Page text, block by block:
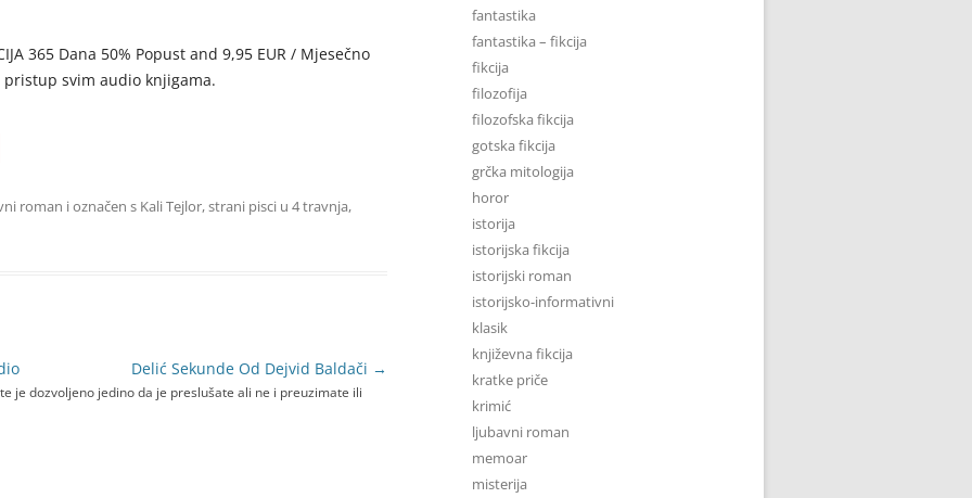
365 Dana 50% Popust and 9,95 EUR / Mjesečno
svim audio knjigama.
roman i označen s Kali Tejlor,strani pisci u 4 travnja,
Delić Sekunde Od Dejvid Baldači →
je dozvoljeno jedino da je preslušate ali ne i preuzimate ili
fantastika
fantastika – fikcija
fikcija
filozofija
filozofska fikcija
gotska fikcija
grčka mitologija
horor
istorija
istorijska fikcija
istorijski roman
istorijsko-informativni
klasik
književna fikcija
kratke priče
krimić
ljubavni roman
memoar
misterija